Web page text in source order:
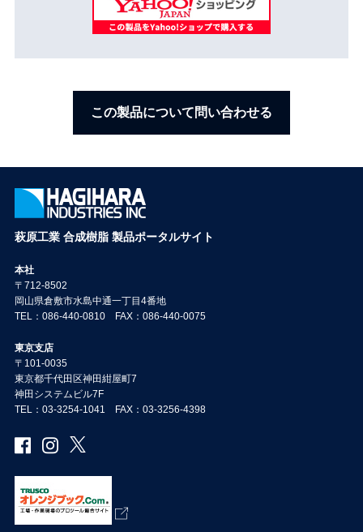
この製品について問い合わせる
萩原工業 合成樹脂 製品ポータルサイト
本社
〒712-8502
岡山県倉敷市水島中通一丁目4番地
TEL：086-440-0810 FAX：086-440-0075
東京支店
〒101-0035
東京都千代田区神田紺屋町7
神田システムビル7F
TEL：03-3254-1041 FAX：03-3256-4398